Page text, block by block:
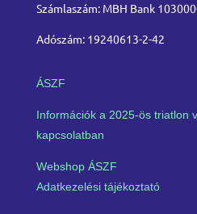
Számlaszám: MBH Bank
Adószám: 19240613-2-42
ÁSZF
Információk a 2025-ös triatlon
kapcsolatban
Webshop ÁSZF
Adatkezelési tájékoztató